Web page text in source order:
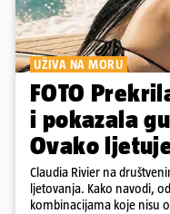
UŽIVA NA MORU
FOTO
i pokazala
Ovako
Claudia Rivier na
ljetovanja. Kako navodi,
kombinacijama koje nisu